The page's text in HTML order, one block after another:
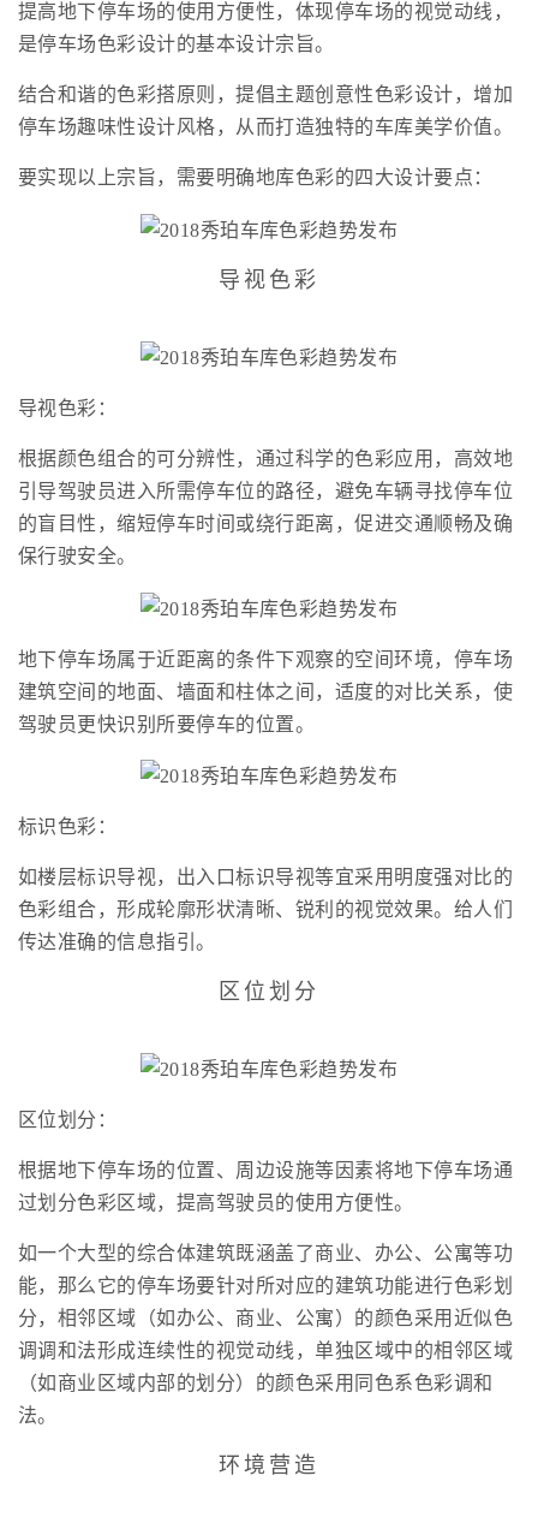
提高地下停车场的使用方便性，体现停车场的视觉动线，
是停车场色彩设计的基本设计宗旨。
结合和谐的色彩搭原则，提倡主题创意性色彩设计，增加
停车场趣味性设计风格，从而打造独特的车库美学价值。
要实现以上宗旨，需要明确地库色彩的四大设计要点：
导视色彩
导视色彩：
根据颜色组合的可分辨性，通过科学的色彩应用，高效地
引导驾驶员进入所需停车位的路径，避免车辆寻找停车位
的盲目性，缩短停车时间或绕行距离，促进交通顺畅及确
保行驶安全。
地下停车场属于近距离的条件下观察的空间环境，停车场
建筑空间的地面、墙面和柱体之间，适度的对比关系，使
驾驶员更快识别所要停车的位置。
标识色彩：
如楼层标识导视，出入口标识导视等宜采用明度强对比的
色彩组合，形成轮廓形状清晰、锐利的视觉效果。给人们
传达准确的信息指引。
区位划分
区位划分：
根据地下停车场的位置、周边设施等因素将地下停车场通
过划分色彩区域，提高驾驶员的使用方便性。
如一个大型的综合体建筑既涵盖了商业、办公、公寓等功
能，那么它的停车场要针对所对应的建筑功能进行色彩划
分，相邻区域（如办公、商业、公寓）的颜色采用近似色
调调和法形成连续性的视觉动线，单独区域中的相邻区域
（如商业区域内部的划分）的颜色采用同色系色彩调和
法。
环境营造